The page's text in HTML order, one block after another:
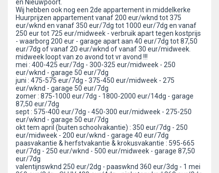
en Nieuwpoort.
Wij hebben ook nog een 2de appartement in middelkerke
Huurprijzen appartement vanaf 200 eur/wknd tot 375
eur/wknd en vanaf 350 eur/7dg tot 1000 eur/7dg en vanaf
250 eur tot 725 eur/midweek - verbruik apart tegen kostprijs
- waarborg 200 eur - garage apart aan 40 eur/7dg tot 87,50
eur/7dg of vanaf 20 eur/wknd of vanaf 30 eur/midweek.
midweek loopt van zo avond tot vr avond !!!
mei : 400-425 eur/7dg - 300-325 eur/midweek - 250
eur/wknd - garage 50 eur/7dg
juni : 475-575 eur/7dg - 375-450 eur/midweek - 275
eur/wknd - garage 50 eur/7dg
zomer : 875-1000 eur/7dg - 1800-2000 eur/14dg - garage
87,50 eur/7dg
sept : 575-400 eur/7dg - 450-300 eur/midweek - 275-250
eur/wknd - garage 50 eur/7dg
okt tem april (buiten schoolvakantie) : 350 eur/7dg - 250
eur/midweek - 200 eur/wknd - garage 40 eur/7dg
paasvakantie & herfstvakantie & krokusvakantie : 595-665
eur/7dg - 250 eur/wknd - 500 eur/midweek - garage 87,50
eur/7dg
valentijnswknd 250 eur/2dg - paaswknd 360 eur/3dg - 1 mei